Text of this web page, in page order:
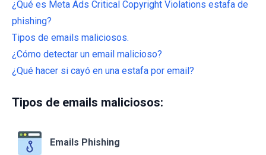
¿Qué es Meta Ads Critical Copyright Violations estafa de
phishing?
Tipos de emails maliciosos.
¿Cómo detectar un email malicioso?
¿Qué hacer si cayó en una estafa por email?
Tipos de emails maliciosos:
Emails Phishing